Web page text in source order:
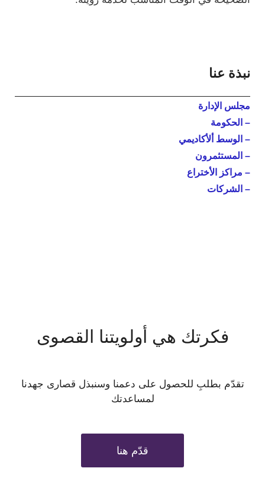
نبذة عنا
مجلس الإدارة
– الحکومة
– الوسط ألأكاديمي
– المستثمرون
– مراكز الأختراع
– الشركات
فكرتك هي أولويتنا القصوى
تقدّم بطلبِ للحصول على دعمنا وسنبذل قصارى جهدنا
لمساعدتك
قدّم هنا